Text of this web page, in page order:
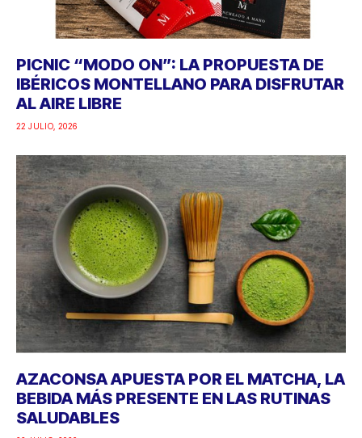
PICNIC “MODO ON”: LA PROPUESTA DE
IBÉRICOS MONTELLANO PARA DISFRUTAR
AL AIRE LIBRE
22 JULIO, 2026
AZACONSA APUESTA POR EL MATCHA, LA
BEBIDA MÁS PRESENTE EN LAS RUTINAS
SALUDABLES